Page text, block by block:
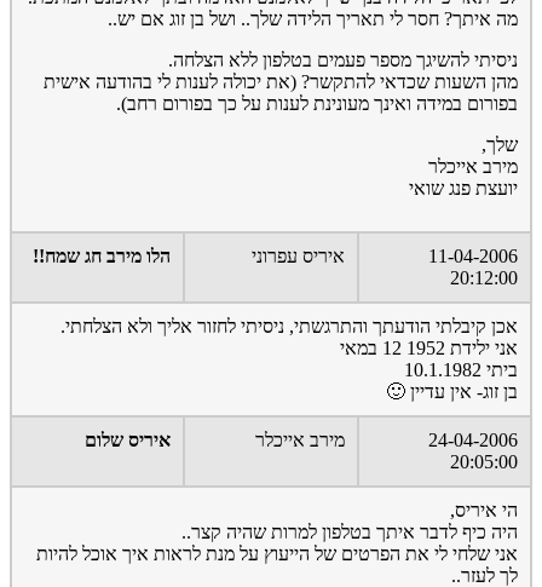
מה איתך? חסר לי תאריך הלידה שלך.. ושל בן זוג אם יש..
ניסיתי להשיגך מספר פעמים בטלפון ללא הצלחה.
מהן השעות שכדאי להתקשר? (את יכולה לענות לי בהודעה אישית
בפורום במידה ואינך מעונינת לענות על כך בפורום רחב).
שלך,
מירב אייכלר
יועצת פנג שואי
11-04-2006
20:12:00
איריס עפרוני הלו מירב חג שמח!!
אכן קיבלתי הודעתך והתרגשתי, ניסיתי לחזור אליך ולא הצלחתי.
אני ילידת 1952 12 במאי
ביתי 10.1.1982
בן זוג- אין עדיין 🙂
24-04-2006
20:05:00
מירב אייכלר איריס שלום
הי איריס,
היה כיף לדבר איתך בטלפון למרות שהיה קצר..
אני שלחי לי את הפרטים של הייעוץ על מנת לראות איך אוכל להיות
לך לעזר..